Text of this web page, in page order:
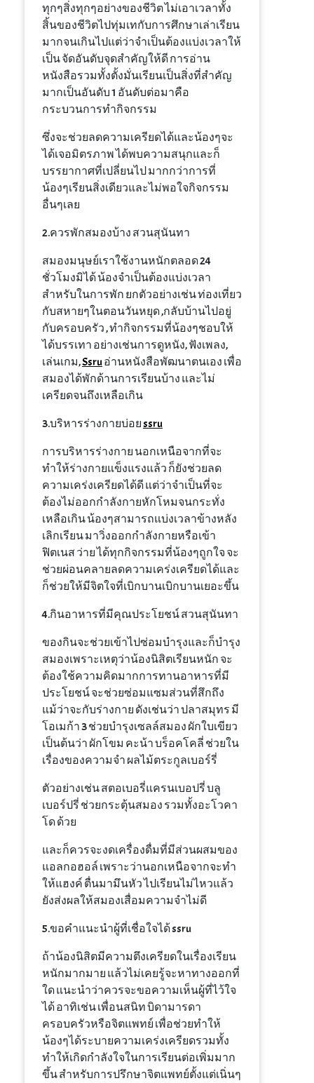
ทุกๆสิ่งทุกๆอย่างของชีวิต ไม่เอาเวลาทั้ง
สิ้นของชีวิตไปทุ่มเทกับการศึกษาเล่าเรียน
มากจนเกินไปแต่ว่าจำเป็นต้องแบ่งเวลาให้
เป็น จัดอันดับจุดสำคัญให้ดี การอ่าน
หนังสือรวมทั้งตั้งมั่นเรียนเป็นสิ่งที่สำคัญ
มากเป็นอันดับ 1 อันดับต่อมาคือ
กระบวนการทำกิจกรรม
ซึ่งจะช่วยลดความเครียดได้และน้องๆจะ
ได้เจอมิตรภาพ ได้พบความสนุกและก็
บรรยากาศที่เปลี่ยนไป มากกว่าการที่
น้องๆเรียนสิ่งเดียวและไม่พอใจกิจกรรม
อื่นๆเลย
2.ควรพักสมองบ้าง สวนสุนันทา
สมองมนุษย์เราใช้งานหนักตลอด 24
ชั่วโมงมิได้ น้องจำเป็นต้องแบ่งเวลา
สำหรับในการพัก ยกตัวอย่างเช่น ท่องเที่ยว
กับสหายๆในตอนวันหยุด ,กลับบ้านไปอยู่
กับครอบครัว , ทำกิจกรรมที่น้องๆชอบให้
ได้บรรเทา อย่างเช่นการดูหนัง, ฟังเพลง,
เล่นเกม,Ssruอ่านหนังสือพัฒนาตนเอง เพื่อ
สมองได้พักด้านการเรียนบ้าง และไม่
เครียดจนถึงเหลือเกิน
3.บริหารร่างกายบ่อยssru
การบริหารร่างกาย นอกเหนือจากที่จะ
ทำให้ร่างกายแข็งแรงแล้ว ก็ยังช่วยลด
ความเคร่งเครียดได้ดี แต่ว่าจำเป็นที่จะ
ต้องไม่ออกกำลังกายหักโหมจนกระทั่ง
เหลือเกิน น้องๆสามารถแบ่งเวลาข้างหลัง
เลิกเรียน มาวิ่งออกกำลังกายหรือเข้า
ฟิตเนส ว่าย ได้ทุกกิจกรรมที่น้องๆถูกใจ จะ
ช่วยผ่อนคลายลดความเคร่งเครียดได้และ
ก็ช่วยให้มีจิตใจที่เบิกบานเบิกบานเยอะขึ้น
4.กินอาหารที่มีคุณประโยชน์ สวนสุนันทา
ของกินจะช่วยเข้าไปซ่อมบำรุงและก็บำรุง
สมองเพราะเหตุว่าน้องนิสิตเรียนหนัก จะ
ต้องใช้ความคิดมากการทานอาหารที่มี
ประโยชน์ จะช่วยซ่อมแซมส่วนที่สึกถึง
แม้ว่าจะกับร่างกาย ดังเช่นว่า ปลาสมุทร มี
โอเมก้า 3 ช่วยบำรุงเซลล์สมอง ผักใบเขียว
เป็นต้นว่า ผักโขม คะน้า บร็อคโคลี่ ช่วยใน
เรื่องของความจำ ผลไม้ตระกูลเบอร์รี่
ตัวอย่างเช่น สตอเบอรี่แครนเบอปรี่ บลู
เบอร์ปรี่ ช่วยกระตุ้นสมอง รวมทั้งอะโวคา
โด ด้วย
และก็ควรจะงดเครื่องดื่มที่มีส่วนผสมของ
แอลกอฮอล์ เพราะว่านอกเหนือจากจะทำ
ให้แฮงค์ ตื่นมามึนหัว ไปเรียนไม่ไหวแล้ว
ยังส่งผลให้สมองเสื่อมความจำไม่ดี
5.ขอคำแนะนำผู้ที่เชื่อใจได้ ssru
ถ้าน้องนิสิตมีความตึงเครียดในเรื่องเรียน
หนักมากมาย แล้วไม่เคยรู้จะหาทางออกที่
ใด แนะนำว่าควรจะขอความเห็นผู้ที่ไว้ใจ
ได้ อาทิเช่น เพื่อนสนิท บิดามารดา
ครอบครัวหรือจิตแพทย์ เพื่อช่วยทำให้
น้องๆได้ระบายความเคร่งเครียดรวมทั้ง
ทำให้เกิดกำลังใจในการเรียนต่อเพิ่มมาก
ขึ้น สำหรับการปรึกษาจิตแพทย์ตั้งแต่เนิ่นๆ